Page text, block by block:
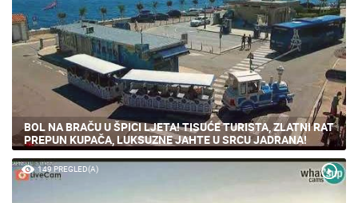
BOL NA BRAČU U ŠPICI LJETA! TISUĆE TURISTA, ZLATNI RAT
PREPUN KUPAČA, LUKSUZNE JAHTE U SRCU JADRANA!
149 PREGLED(A)